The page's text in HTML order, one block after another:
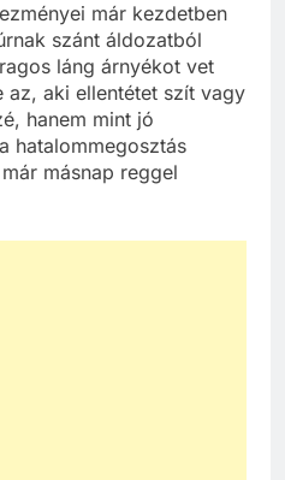
már kezdetben
szánt áldozatból
láng árnyékot vet
az, aki ellentétet szít vagy
hanem mint jó
hatalommegosztás
másnap reggel